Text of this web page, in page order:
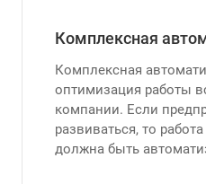
Комплексная
Комплексная
оптимизация работы
компании. Если
развиваться, то
должна быть